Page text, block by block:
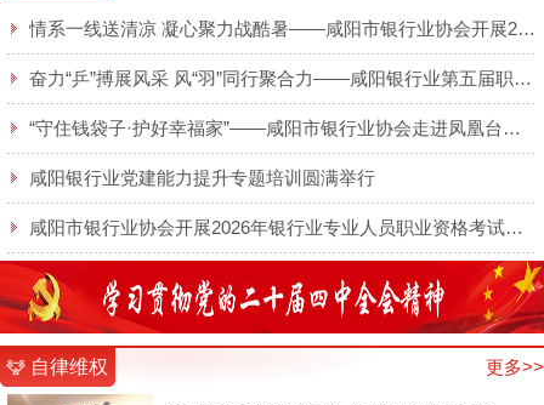
情系一线送清凉 凝心聚力战酷暑——咸阳市银行业协会开展2026年夏日送清凉慰问活动
奋力“乒”搏展风采 风“羽”同行聚合力——咸阳银行业第五届职工乒羽球赛圆满举行
“守住钱袋子·护好幸福家”——咸阳市银行业协会走进凤凰台开展金融知识宣传
咸阳银行业党建能力提升专题培训圆满举行
咸阳市银行业协会开展2026年银行业专业人员职业资格考试线上培训
自律维权 更多>>